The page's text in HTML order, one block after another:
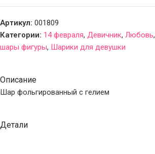
Артикул: 001809
Категории: 14 февраля, Девичник, Любовь,
шары фигуры, Шарики для девушки
Описание
Шар фольгированный с гелием
Детали